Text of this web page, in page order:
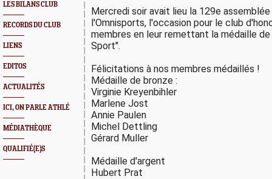
LES BILANS CLUB
RECORDS DU CLUB
LIENS
EDITOS
ACTUALITÉS
ICI, ON PARLE ATHLÉ
MÉDIATHÈQUE
QUALIFIÉ(E)S
Mercredi soir avait lieu la 129e
l'Omnisports, l'occasion pour le club
membres en leur remettant la médaille
Sport".
Félicitations à nos membres médaillés !
Médaille de bronze :
Virginie Kreyenbihler
Marlene Jost
Annie Paulen
Michel Dettling
Gérard Muller
Médaille d'argent
Hubert Prat